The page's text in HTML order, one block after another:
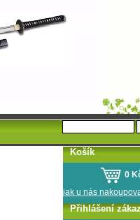
Košík
0
jak u nás
Přihlášení